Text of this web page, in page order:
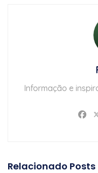
Informação e
Relacionado Posts